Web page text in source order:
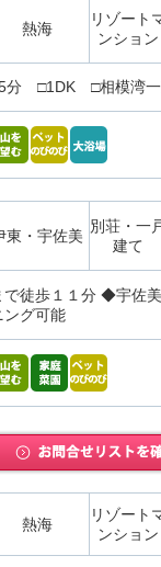
熱海
リゾート
ンション
5分 □1DK □相模湾
東・宇佐美
別荘・一
建て
徒歩１１分 ◆宇佐
ング可能
熱海
リゾート
ンション